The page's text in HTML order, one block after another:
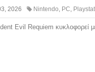
2026 Nintendo PC
Evil Requiem κυκλοφορεί